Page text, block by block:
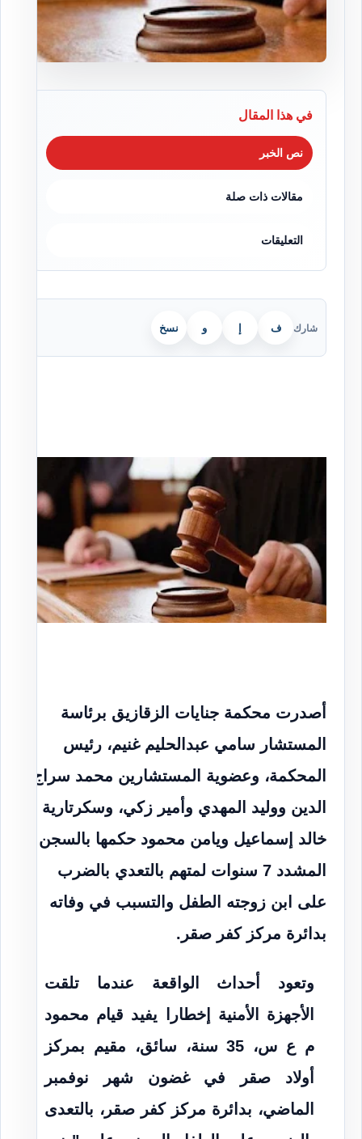
في هذا المقال
نص الخبر
مقالات ذات صلة
التعليقات
شارك ف إ و نسخ
أصدرت محكمة جنايات الزقازيق برئاسة
المستشار سامي عبدالحليم غنيم، رئيس
المحكمة، وعضوية المستشارين محمد سراج
الدين ووليد المهدي وأمير زكي، وسكرتارية
خالد إسماعيل ويامن محمود حكمها بالسجن
المشدد 7 سنوات لمتهم بالتعدي بالضرب
على ابن زوجته الطفل والتسبب في وفاته
بدائرة مركز كفر صقر.
وتعود أحداث الواقعة عندما تلقت
الأجهزة الأمنية إخطارا يفيد قيام محمود
م ع س، 35 سنة، سائق، مقيم بمركز
أولاد صقر في غضون شهر نوفمبر
الماضي، بدائرة مركز كفر صقر، بالتعدى